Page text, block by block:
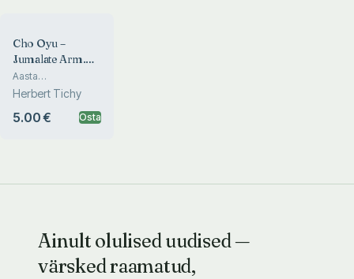
Cho Oyu –
Jumalate Arm.
Binungapuumesi
Aasta
loodusrahvaste
seas
Herbert Tichy
5.00 € Osta
Ainult olulised uudised —
värsked raamatud,